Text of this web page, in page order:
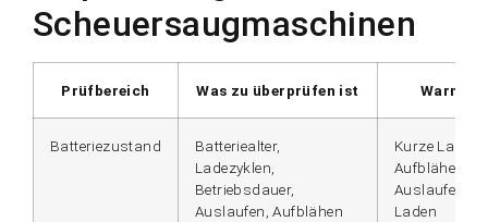
Scheuersaugmaschinen
Prüfbereich Was zu überprüfen ist
Batteriezustand
Batteriealter,
Ladezyklen,
Betriebsdauer,
Auslaufen, Aufblähen
Kurze
Aufblähen,
Auslaufen,
Laden